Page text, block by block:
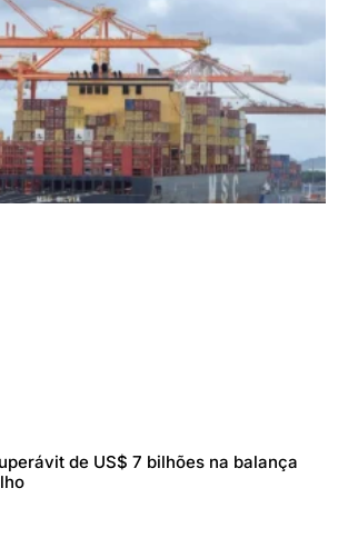
de US$ 7 bilhões na balança